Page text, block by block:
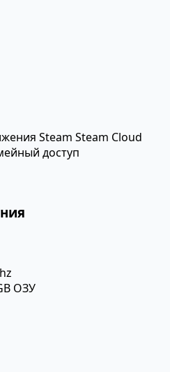
Steam Steam Cloud
доступ
ОЗУ